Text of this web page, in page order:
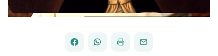
PARTAGER
FACEBOOK
PARTAGER
WHATSAPP
IMPRIMERENVOYER
PAR
EMAIL